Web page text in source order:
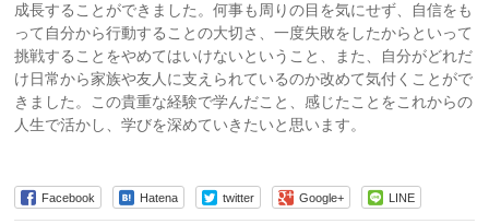
成長することができました。何事も周りの目を気にせず、自信をも
って自分から行動することの大切さ、一度失敗をしたからといって
挑戦することをやめてはいけないということ、また、自分がどれだ
け日常から家族や友人に支えられているのか改めて気付くことがで
きました。この貴重な経験で学んだこと、感じたことをこれからの
人生で活かし、学びを深めていきたいと思います。
Facebook Hatena twitter Google+ LINE